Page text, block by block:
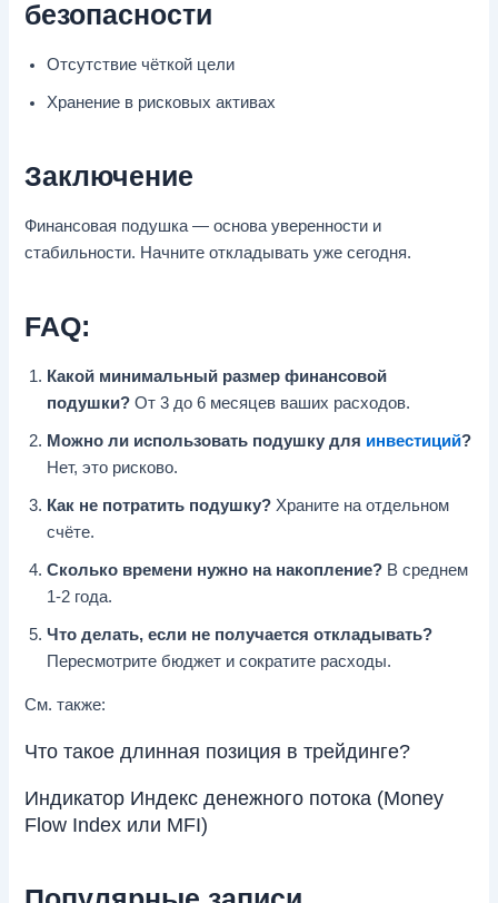
безопасности
Отсутствие чёткой цели
Хранение в рисковых активах
Заключение
Финансовая подушка — основа уверенности и
стабильности. Начните откладывать уже сегодня.
FAQ:
Какой минимальный размер финансовой
подушки? От 3 до 6 месяцев ваших расходов.
Можно ли использовать подушку для инвестиций?
Нет, это рисково.
Как не потратить подушку? Храните на отдельном
счёте.
Сколько времени нужно на накопление? В среднем
1-2 года.
Что делать, если не получается откладывать?
Пересмотрите бюджет и сократите расходы.
См. также:
Что такое длинная позиция в трейдинге?
Индикатор Индекс денежного потока (Money
Flow Index или MFI)